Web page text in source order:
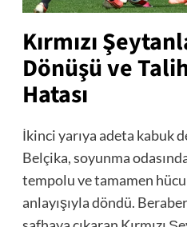
Kırmızı
Dönüşü ve
Hatası
İkinci yarıya adeta kabuk
Belçika, soyunma
tempolu ve tamamen
anlayışıyla döndü.